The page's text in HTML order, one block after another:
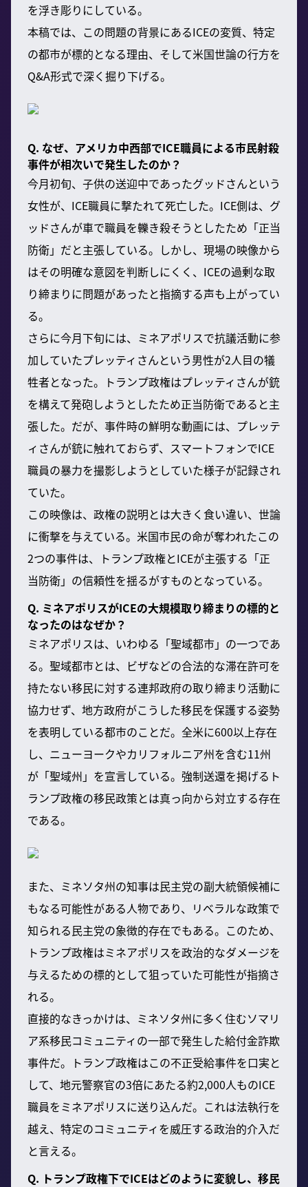
を浮き彫りにしている。
本稿では、この問題の背景にあるICEの変質、特定
の都市が標的となる理由、そして米国世論の行方を
Q&A形式で深く掘り下げる。
Q. なぜ、アメリカ中西部でICE職員による市民射殺
事件が相次いで発生したのか？
今月初旬、子供の送迎中であったグッドさんという
女性が、ICE職員に撃たれて死亡した。ICE側は、グ
ッドさんが車で職員を轢き殺そうとしたため「正当
防衛」だと主張している。しかし、現場の映像から
はその明確な意図を判断しにくく、ICEの過剰な取
り締まりに問題があったと指摘する声も上がってい
る。
さらに今月下旬には、ミネアポリスで抗議活動に参
加していたプレッティさんという男性が2人目の犠
牲者となった。トランプ政権はプレッティさんが銃
を構えて発砲しようとしたため正当防衛であると主
張した。だが、事件時の鮮明な動画には、プレッテ
ィさんが銃に触れておらず、スマートフォンでICE
職員の暴力を撮影しようとしていた様子が記録され
ていた。
この映像は、政権の説明とは大きく食い違い、世論
に衝撃を与えている。米国市民の命が奪われたこの
2つの事件は、トランプ政権とICEが主張する「正
当防衛」の信頼性を揺るがすものとなっている。
Q. ミネアポリスがICEの大規模取り締まりの標的と
なったのはなぜか？
ミネアポリスは、いわゆる「聖域都市」の一つであ
る。聖域都市とは、ビザなどの合法的な滞在許可を
持たない移民に対する連邦政府の取り締まり活動に
協力せず、地方政府がこうした移民を保護する姿勢
を表明している都市のことだ。全米に600以上存在
し、ニューヨークやカリフォルニア州を含む11州
が「聖域州」を宣言している。強制送還を掲げるト
ランプ政権の移民政策とは真っ向から対立する存在
である。
また、ミネソタ州の知事は民主党の副大統領候補に
もなる可能性がある人物であり、リベラルな政策で
知られる民主党の象徴的存在でもある。このため、
トランプ政権はミネアポリスを政治的なダメージを
与えるための標的として狙っていた可能性が指摘さ
れる。
直接的なきっかけは、ミネソタ州に多く住むソマリ
ア系移民コミュニティの一部で発生した給付金詐欺
事件だ。トランプ政権はこの不正受給事件を口実と
して、地元警察官の3倍にあたる約2,000人ものICE
職員をミネアポリスに送り込んだ。これは法執行を
越え、特定のコミュニティを威圧する政治的介入だ
と言える。
Q. トランプ政権下でICEはどのように変貌し、移民